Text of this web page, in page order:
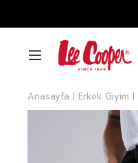
Anasayfa Erkek Giyim